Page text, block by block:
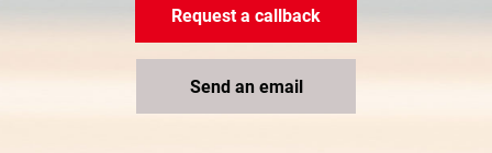
Request a callback
Send an email